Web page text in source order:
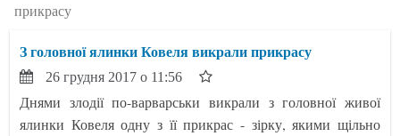
прикрасу
З головної ялинки Ковеля викрали прикрасу
26 грудня 2017 о 11:56
Днями злодії по-варварськи викрали з головної живої
ялинки Ковеля одну з її прикрас - зірку, якими щільно